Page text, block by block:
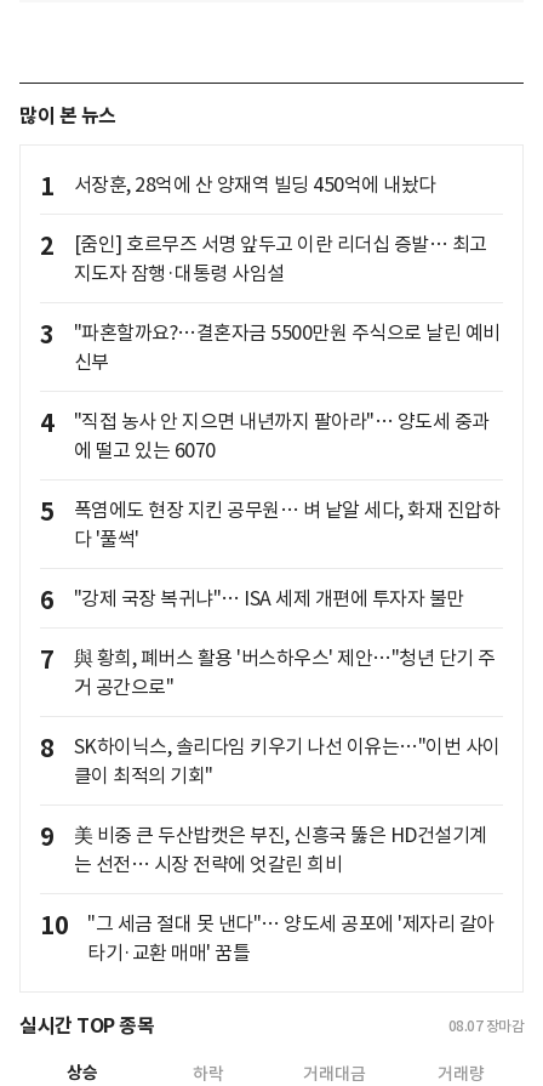
많이 본 뉴스
1 서장훈, 28억에 산 양재역 빌딩 450억에 내놨다
2
[줌인] 호르무즈 서명 앞두고 이란 리더십 증발… 최고
지도자 잠행·대통령 사임설
3
"파혼할까요?…결혼자금 5500만원 주식으로 날린 예비
신부
4
"직접 농사 안 지으면 내년까지 팔아라"… 양도세 중과
에 떨고 있는 6070
5
폭염에도 현장 지킨 공무원… 벼 낱알 세다, 화재 진압하
다 '풀썩'
6 "강제 국장 복귀냐"… ISA 세제 개편에 투자자 불만
7
與 황희, 폐버스 활용 '버스하우스' 제안…"청년 단기 주
거 공간으로"
8
SK하이닉스, 솔리다임 키우기 나선 이유는…"이번 사이
클이 최적의 기회"
9
美 비중 큰 두산밥캣은 부진, 신흥국 뚫은 HD건설기계
는 선전… 시장 전략에 엇갈린 희비
10
"그 세금 절대 못 낸다"… 양도세 공포에 '제자리 갈아
타기·교환 매매' 꿈틀
실시간 TOP 종목 08.07 장마감
상승 하락 거래대금 거래량